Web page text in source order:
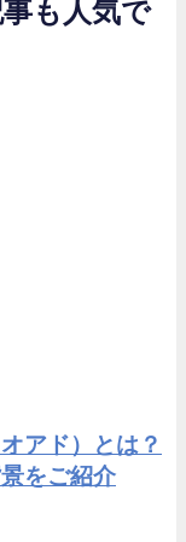
も人気で
アド）とは？
をご紹介